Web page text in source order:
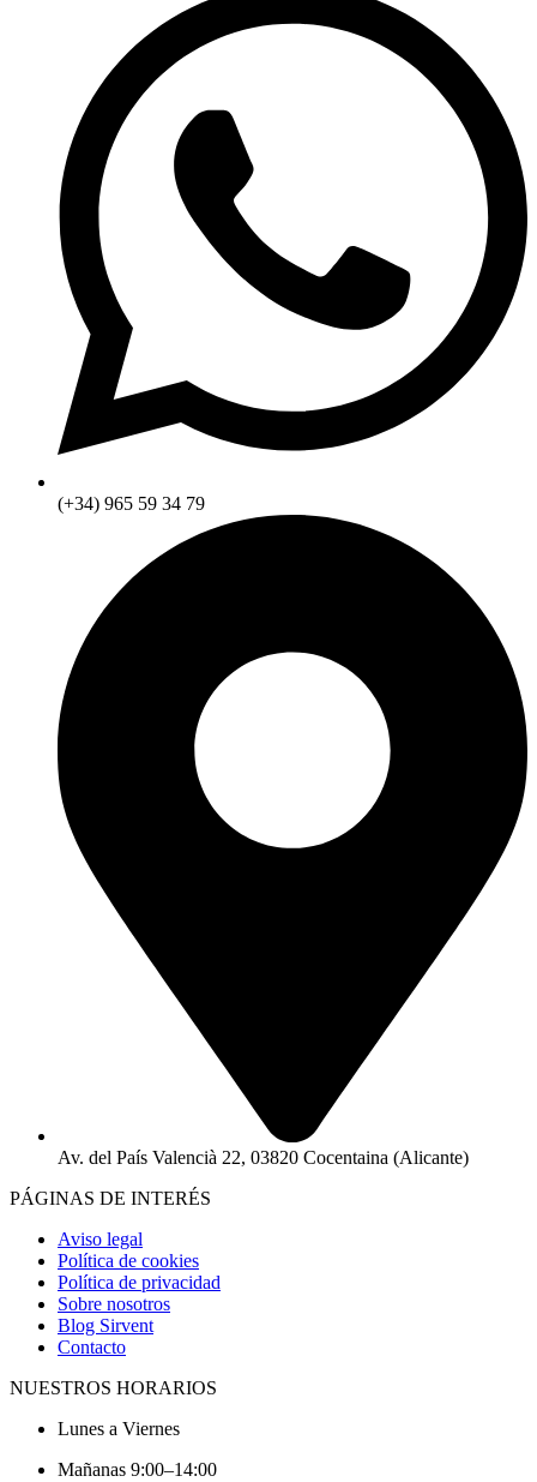
(+34) 965 59 34 79
Av. del País Valencià 22, 03820 Cocentaina (Alicante)
PÁGINAS DE INTERÉS
Aviso legal
Política de cookies
Política de privacidad
Sobre nosotros
Blog Sirvent
Contacto
NUESTROS HORARIOS
Lunes a Viernes
Mañanas 9:00–14:00